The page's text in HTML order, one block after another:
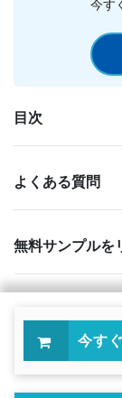
今す
目次
よくある質問
無料サンプルを
今す